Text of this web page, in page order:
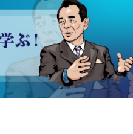
ぶ！～転ばぬ先の杖～